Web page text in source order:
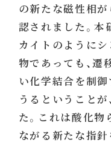
の新たな磁性相
認されました。本
カイトのように
物であっても、遷
い化学結合を制
うるということ
た。これは酸化
ながる新たな指